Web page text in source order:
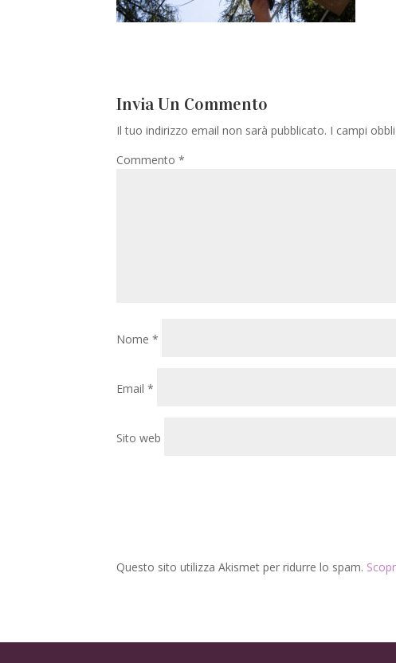
Invia Un Commento
Il tuo indirizzo email non sarà pubblicato. I campi
Commento *
Nome *
Email *
Sito web
Questo sito utilizza Akismet per ridurre lo spam.